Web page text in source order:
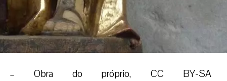
– Obra do próprio, CC BY-SA